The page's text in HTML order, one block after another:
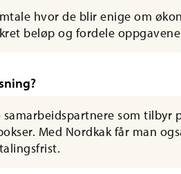
hvor de blir enige om
beløp og fordele
som tilbyr
Med Nordkak får man